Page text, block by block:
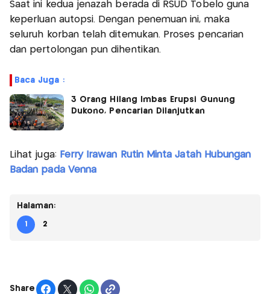
Saat ini kedua jenazah berada di RSUD Tobelo guna
keperluan autopsi. Dengan penemuan ini, maka
seluruh korban telah ditemukan. Proses pencarian
dan pertolongan pun dihentikan.
Baca Juga :
3 Orang Hilang Imbas Erupsi Gunung
Dukono, Pencarian Dilanjutkan
Lihat juga: Ferry Irawan Rutin Minta Jatah Hubungan
Badan pada Venna
Halaman:
1 2
Share